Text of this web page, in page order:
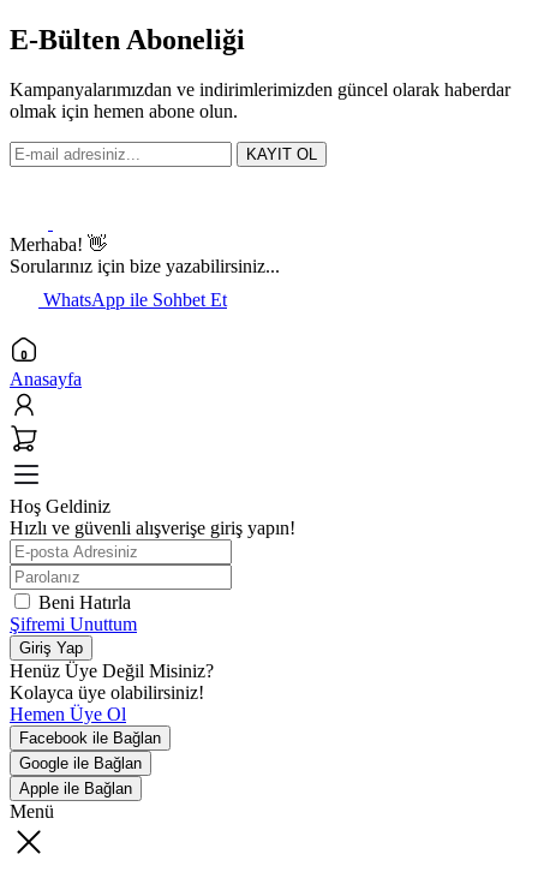
E-Bülten Aboneliği
Kampanyalarımızdan ve indirimlerimizden güncel olarak haberdar
olmak için hemen abone olun.
KAYIT OL
Merhaba! 👋
Sorularınız için bize yazabilirsiniz...
WhatsApp ile Sohbet Et
Anasayfa
Hoş Geldiniz
Hızlı ve güvenli alışverişe giriş yapın!
Beni Hatırla
Şifremi Unuttum
Giriş Yap
Henüz Üye Değil Misiniz?
Kolayca üye olabilirsiniz!
Hemen Üye Ol
Facebook ile Bağlan
Google ile Bağlan
Apple ile Bağlan
Menü